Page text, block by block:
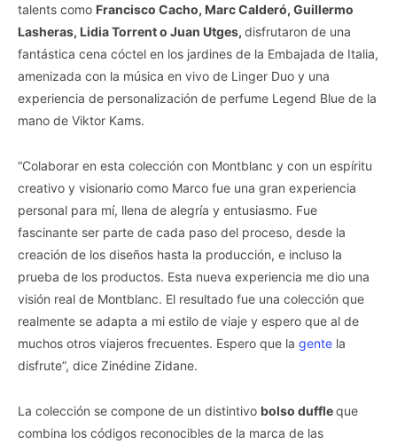
talents como Francisco Cacho, Marc Calderó, Guillermo
Lasheras, Lidia Torrent o Juan Utges, disfrutaron de una
fantástica cena cóctel en los jardines de la Embajada de Italia,
amenizada con la música en vivo de Linger Duo y una
experiencia de personalización de perfume Legend Blue de la
mano de Viktor Kams.
“Colaborar en esta colección con Montblanc y con un espíritu
creativo y visionario como Marco fue una gran experiencia
personal para mí, llena de alegría y entusiasmo. Fue
fascinante ser parte de cada paso del proceso, desde la
creación de los diseños hasta la producción, e incluso la
prueba de los productos. Esta nueva experiencia me dio una
visión real de Montblanc. El resultado fue una colección que
realmente se adapta a mi estilo de viaje y espero que al de
muchos otros viajeros frecuentes. Espero que la gente la
disfrute”, dice Zinédine Zidane.
La colección se compone de un distintivo bolso duffleque
combina los códigos reconocibles de la marca de las